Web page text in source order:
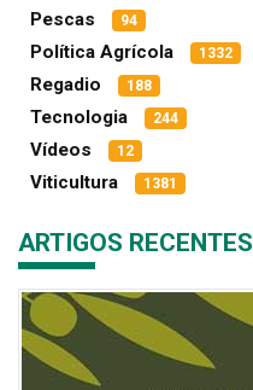
Pescas 94
Política Agrícola 1332
Regadio 188
Tecnologia 244
Vídeos 12
Viticultura 1381
ARTIGOS RECENTES